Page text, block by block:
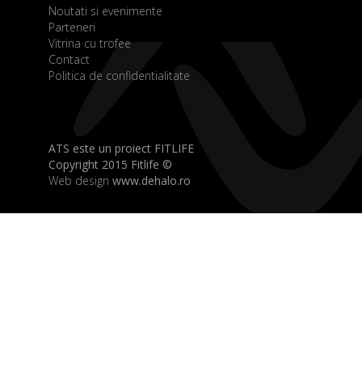
Noutati si evenimente
Parteneri
Vitrina cu trofee
Contact
Politica de confidentialitate
ATS este un proiect FITLIFE
Copyright 2015 Fitlife ©
Web design www.dehalo.ro